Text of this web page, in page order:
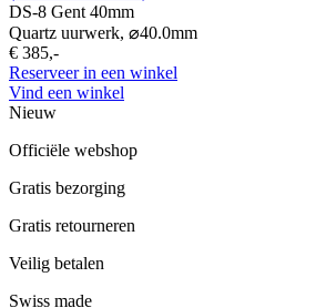
DS-8 Gent 40mm
Quartz uurwerk, ⌀40.0mm
€ 385,-
Reserveer in een winkel
Vind een winkel
Nieuw
Officiële webshop
Gratis bezorging
Gratis retourneren
Veilig betalen
Swiss made